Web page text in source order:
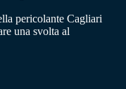
pericolante Cagliari
una svolta al